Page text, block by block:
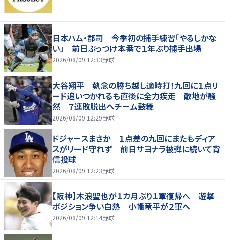
日本ハム・郡司 今季初の捕手練習「やるしかな
い」 前日ぶっつけ本番で１年ぶり捕手出場
2026/08/09 12:33野球
大谷翔平 執念の勝ち越し適時打！九回に１点リ
ード追いつかれるも直後に全力疾走 敵地が騒
然 ７連敗脱出へチーム鼓舞
2026/08/09 12:29野球
ドジャースまさか １点差の九回にまたもディア
スがリード守れず 前日サヨナラ被弾に続いて背
信投球
2026/08/09 12:23野球
【阪神】木浪聖也が１カ月ぶり１軍復帰へ 遊撃
ポジション争い白熱 小幡竜平が２軍へ
2026/08/09 12:14野球